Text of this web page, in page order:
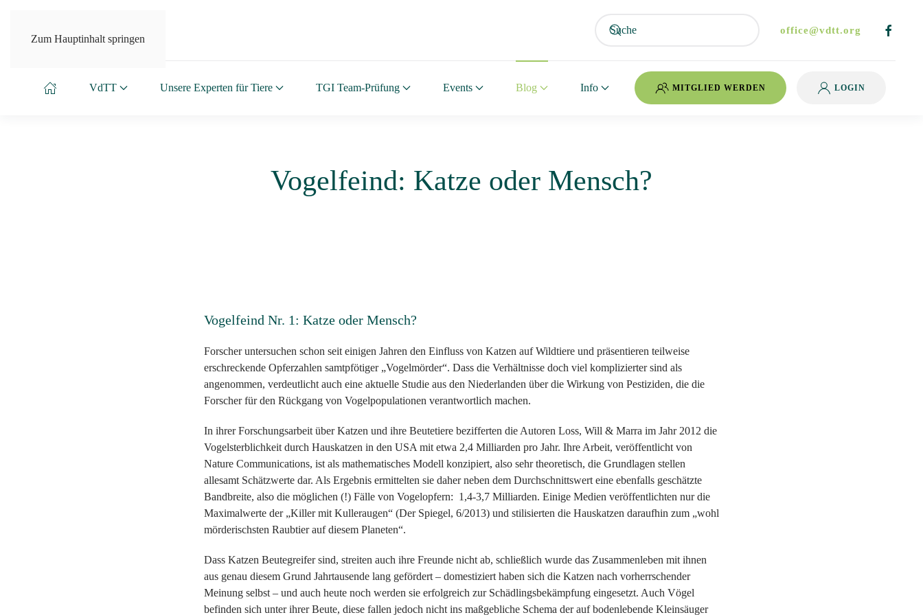
Zum Hauptinhalt springen
office@vdtt.org
VdTT Unsere Experten für Tiere TGI Team-Prüfung Events Blog Info MITGLIED WERDEN LOGIN
Vogelfeind: Katze oder Mensch?
Vogelfeind Nr. 1: Katze oder Mensch?
Forscher untersuchen schon seit einigen Jahren den Einfluss von Katzen auf Wildtiere und präsentieren teilweise
erschreckende Opferzahlen samtpfötiger „Vogelmörder“. Dass die Verhältnisse doch viel komplizierter sind als
angenommen, verdeutlicht auch eine aktuelle Studie aus den Niederlanden über die Wirkung von Pestiziden, die die
Forscher für den Rückgang von Vogelpopulationen verantwortlich machen.
In ihrer Forschungsarbeit über Katzen und ihre Beutetiere bezifferten die Autoren Loss, Will & Marra im Jahr 2012 die
Vogelsterblichkeit durch Hauskatzen in den USA mit etwa 2,4 Milliarden pro Jahr. Ihre Arbeit, veröffentlicht von
Nature Communications, ist als mathematisches Modell konzipiert, also sehr theoretisch, die Grundlagen stellen
allesamt Schätzwerte dar. Als Ergebnis ermittelten sie daher neben dem Durchschnittswert eine ebenfalls geschätzte
Bandbreite, also die möglichen (!) Fälle von Vogelopfern: 1,4-3,7 Milliarden. Einige Medien veröffentlichten nur die
Maximalwerte der „Killer mit Kulleraugen“ (Der Spiegel, 6/2013) und stilisierten die Hauskatzen daraufhin zum „wohl
mörderischsten Raubtier auf diesem Planeten“.
Dass Katzen Beutegreifer sind, streiten auch ihre Freunde nicht ab, schließlich wurde das Zusammenleben mit ihnen
aus genau diesem Grund Jahrtausende lang gefördert – domestiziert haben sich die Katzen nach vorherrschender
Meinung selbst – und auch heute noch werden sie erfolgreich zur Schädlingsbekämpfung eingesetzt. Auch Vögel
befinden sich unter ihrer Beute, diese fallen jedoch nicht ins maßgebliche Schema der auf bodenlebende Kleinsäuger